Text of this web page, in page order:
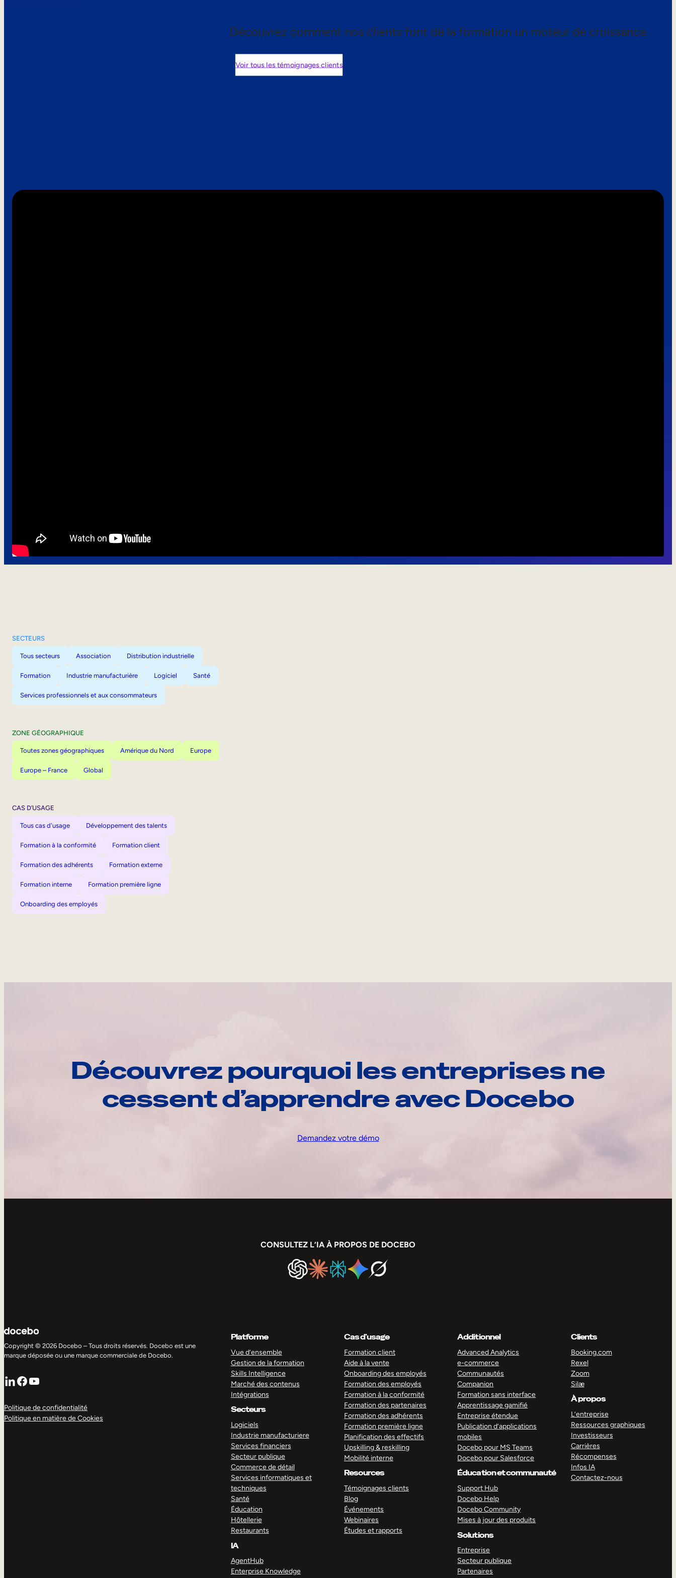
Découvrez comment nos clients font de la formation un moteur de croissance.
Voir tous les témoignages clients
SECTEURS
Tous secteurs Association Distribution industrielle
Formation Industrie manufacturière Logiciel Santé
Services professionnels et aux consommateurs
ZONE GÉOGRAPHIQUE
Toutes zones géographiques Amérique du Nord Europe
Europe – France Global
CAS D’USAGE
Tous cas d'usage Développement des talents
Formation à la conformité Formation client
Formation des adhérents Formation externe
Formation interne Formation première ligne
Onboarding des employés
Découvrez pourquoi les entreprises ne
cessent d’apprendre avec Docebo
Demandez votre démo
CONSULTEZ L’IA À PROPOS DE DOCEBO
Copyright © 2026 Docebo – Tous droits réservés. Docebo est une
marque déposée ou une marque commerciale de Docebo.
LinkedIn
Facebook
YouTube
Politique de confidentialité
Politique en matière de Cookies
Platforme
Vue d’ensemble
Gestion de la formation
Skills Intelligence
Marché des contenus
Intégrations
Secteurs
Logiciels
Industrie manufacturiere
Services financiers
Secteur publique
Commerce de détail
Services informatiques et
techniques
Santé
Éducation
Hôtellerie
Restaurants
IA
AgentHub
Enterprise Knowledge
Cas d’usage
Formation client
Aide à la vente
Onboarding des employés
Formation des employés
Formation à la conformité
Formation des partenaires
Formation des adhérents
Formation première ligne
Planification des effectifs
Upskilling & reskilling
Mobilité interne
Resources
Témoignages clients
Blog
Événements
Webinaires
Études et rapports
Additionnel
Advanced Analytics
e-commerce
Communautés
Companion
Formation sans interface
Apprentissage gamifié
Entreprise étendue
Publication d’applications
mobiles
Docebo pour MS Teams
Docebo pour Salesforce
Éducation et communauté
Support Hub
Docebo Help
Docebo Community
Mises à jour des produits
Solutions
Entreprise
Secteur publique
Partenaires
Clients
Booking.com
Rexel
Zoom
Silæ
À propos
L’entreprise
Ressources graphiques
Investisseurs
Carrières
Récompenses
Infos IA
Contactez-nous